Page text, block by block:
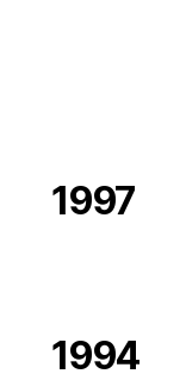
1997
1994